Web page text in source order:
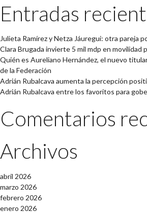
Entradas
Julieta Ramírez y Netza Jáuregui: otra pareja
Clara Brugada invierte 5 mil mdp en movilidad
Quién es Aureliano Hernández, el nuevo
de la Federación
Adrián Rubalcava aumenta la percepción
Adrián Rubalcava entre los favoritos para
Comentarios
Archivos
abril 2026
marzo 2026
febrero 2026
enero 2026